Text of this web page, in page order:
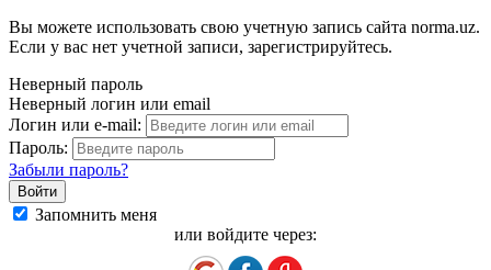
Вы можете использовать свою учетную запись сайта norma.uz.
Если у вас нет учетной записи, зарегистрируйтесь.
Неверный пароль
Неверный логин или email
Логин или e-mail:
Пароль:
Забыли пароль?
Запомнить меня
или войдите через: